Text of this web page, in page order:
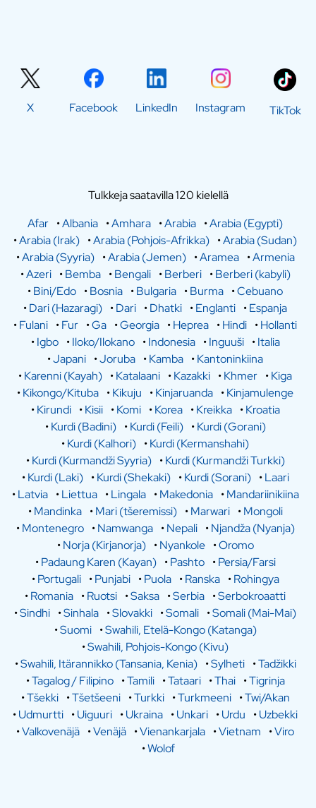
X Facebook LinkedIn Instagram TikTok
Tulkkeja saatavilla 120 kielellä
Afar •Albania •Amhara •Arabia •Arabia (Egypti)
•Arabia (Irak) •Arabia (Pohjois-Afrikka) •Arabia (Sudan)
•Arabia (Syyria) •Arabia (Jemen) •Aramea •Armenia
•Azeri •Bemba •Bengali •Berberi •Berberi (kabyli)
•Bini/Edo •Bosnia •Bulgaria •Burma •Cebuano
•Dari (Hazaragi) •Dari •Dhatki •Englanti •Espanja
•Fulani •Fur •Ga •Georgia •Heprea •Hindi •Hollanti
•Igbo •Iloko/Ilokano •Indonesia •Inguuši •Italia
•Japani •Joruba •Kamba •Kantoninkiina
•Karenni (Kayah) •Katalaani •Kazakki •Khmer •Kiga
•Kikongo/Kituba •Kikuju •Kinjaruanda •Kinjamulenge
•Kirundi •Kisii •Komi •Korea •Kreikka •Kroatia
•Kurdi (Badini) •Kurdi (Feili) •Kurdi (Gorani)
•Kurdi (Kalhori) •Kurdi (Kermanshahi)
•Kurdi (Kurmandži Syyria) •Kurdi (Kurmandži Turkki)
•Kurdi (Laki) •Kurdi (Shekaki) •Kurdi (Sorani) •Laari
•Latvia •Liettua •Lingala •Makedonia •Mandariinikiina
•Mandinka •Mari (tšeremissi) •Marwari •Mongoli
•Montenegro •Namwanga •Nepali •Njandža (Nyanja)
•Norja (Kirjanorja) •Nyankole •Oromo
•Padaung Karen (Kayan) •Pashto •Persia/Farsi
•Portugali •Punjabi •Puola •Ranska •Rohingya
•Romania •Ruotsi •Saksa •Serbia •Serbokroaatti
•Sindhi •Sinhala •Slovakki •Somali •Somali (Mai-Mai)
•Suomi •Swahili, Etelä-Kongo (Katanga)
•Swahili, Pohjois-Kongo (Kivu)
•Swahili, Itärannikko (Tansania, Kenia) •Sylheti •Tadžikki
•Tagalog / Filipino •Tamili •Tataari •Thai •Tigrinja
•Tšekki •Tšetšeeni •Turkki •Turkmeeni •Twi/Akan
•Udmurtti •Uiguuri •Ukraina •Unkari •Urdu •Uzbekki
•Valkovenäjä •Venäjä •Vienankarjala •Vietnam •Viro
•Wolof